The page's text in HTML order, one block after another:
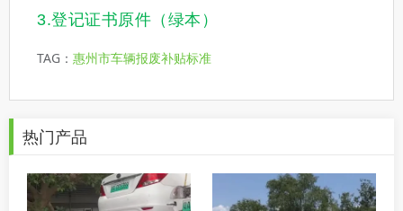
3.登记证书原件（绿本）
TAG： 惠州市车辆报废补贴标准
热门产品